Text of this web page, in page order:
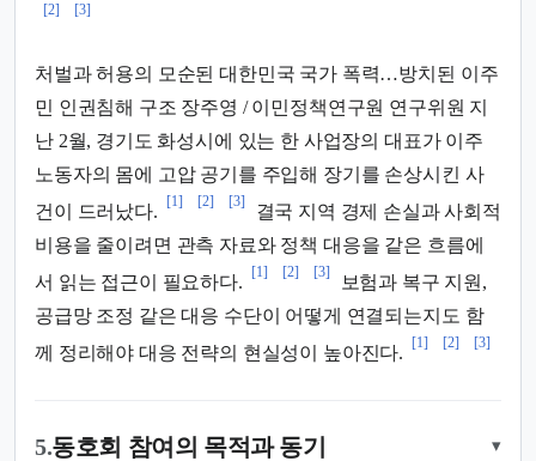
[2] [3]
처벌과 허용의 모순된 대한민국 국가 폭력…방치된 이주
민 인권침해 구조 장주영 / 이민정책연구원 연구위원 지
난 2월, 경기도 화성시에 있는 한 사업장의 대표가 이주
노동자의 몸에 고압 공기를 주입해 장기를 손상시킨 사
건이 드러났다.
[1] [2] [3]
결국 지역 경제 손실과 사회적
비용을 줄이려면 관측 자료와 정책 대응을 같은 흐름에
서 읽는 접근이 필요하다.
[1] [2] [3]
보험과 복구 지원,
공급망 조정 같은 대응 수단이 어떻게 연결되는지도 함
께 정리해야 대응 전략의 현실성이 높아진다.
[1] [2] [3]
5.동호회 참여의 목적과 동기 ▾